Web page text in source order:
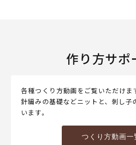
作り方サポ
各種つくり方動画をご覧いただけま
針編みの基礎などニットと、刺し子
います。
つくり方動画一